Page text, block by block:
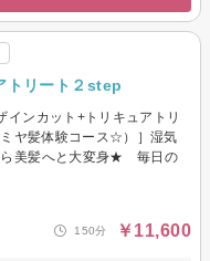
トリート２step
インカット+トリキュアトリ
ヤ髪体験コース☆）］湿気
ら美髪へと大変身★ 毎日の
150分 ￥11,600